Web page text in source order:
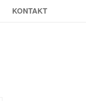
KONTAKT